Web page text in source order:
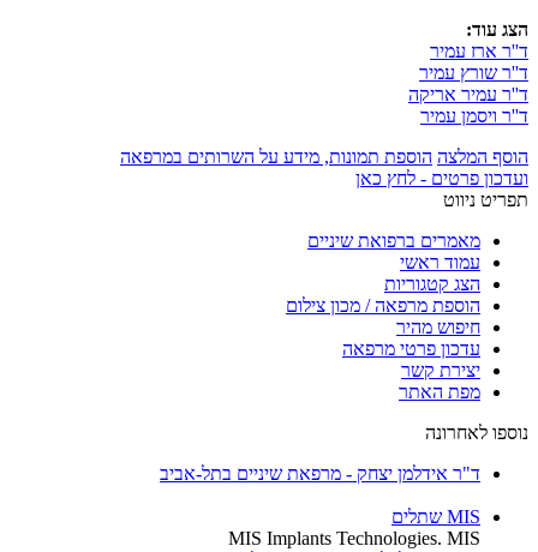
הצג עוד:
ד''ר ארז עמיר
ד''ר שורץ עמיר
ד''ר עמיר אריקה
ד''ר ויסמן עמיר
הוסף המלצה הוספת תמונות, מידע על השרותים במרפאה
ועדכון פרטים - לחץ כאן
תפריט ניווט
מאמרים ברפואת שיניים
עמוד ראשי
הצג קטגוריות
הוספת מרפאה / מכון צילום
חיפוש מהיר
עדכון פרטי מרפאה
יצירת קשר
מפת האתר
נוספו לאחרונה
ד"ר אידלמן יצחק - מרפאת שיניים בתל-אביב
MIS שתלים
MIS Implants Technologies. MIS